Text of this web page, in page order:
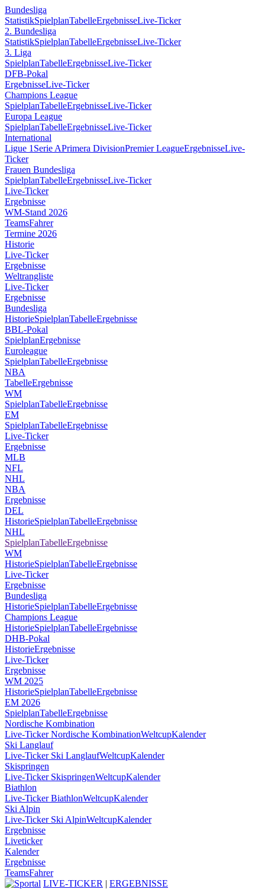
Bundesliga
StatistikSpielplanTabelleErgebnisseLive-Ticker
2. Bundesliga
StatistikSpielplanTabelleErgebnisseLive-Ticker
3. Liga
SpielplanTabelleErgebnisseLive-Ticker
DFB-Pokal
ErgebnisseLive-Ticker
Champions League
SpielplanTabelleErgebnisseLive-Ticker
Europa League
SpielplanTabelleErgebnisseLive-Ticker
International
Ligue 1 Serie APrimera DivisionPremier LeagueErgebnisseLive-
Ticker
Frauen Bundesliga
SpielplanTabelleErgebnisseLive-Ticker
Live-Ticker
Ergebnisse
WM-Stand 2026
TeamsFahrer
Termine 2026
Historie
Live-Ticker
Ergebnisse
Weltrangliste
Live-Ticker
Ergebnisse
Bundesliga
HistorieSpielplanTabelleErgebnisse
BBL-Pokal
SpielplanErgebnisse
Euroleague
SpielplanTabelleErgebnisse
NBA
TabelleErgebnisse
WM
SpielplanTabelleErgebnisse
EM
SpielplanTabelleErgebnisse
Live-Ticker
Ergebnisse
MLB
NFL
NHL
NBA
Ergebnisse
DEL
HistorieSpielplanTabelleErgebnisse
NHL
SpielplanTabelleErgebnisse
WM
HistorieSpielplanTabelleErgebnisse
Live-Ticker
Ergebnisse
Bundesliga
HistorieSpielplanTabelleErgebnisse
Champions League
HistorieSpielplanTabelleErgebnisse
DHB-Pokal
HistorieErgebnisse
Live-Ticker
Ergebnisse
WM 2025
HistorieSpielplanTabelleErgebnisse
EM 2026
SpielplanTabelleErgebnisse
Nordische Kombination
Live-Ticker Nordische KombinationWeltcupKalender
Ski Langlauf
Live-Ticker Ski LanglaufWeltcupKalender
Skispringen
Live-Ticker SkispringenWeltcupKalender
Biathlon
Live-Ticker BiathlonWeltcupKalender
Ski Alpin
Live-Ticker Ski AlpinWeltcupKalender
Ergebnisse
Liveticker
Kalender
Ergebnisse
TeamsFahrer
LIVE-TICKER | ERGEBNISSE